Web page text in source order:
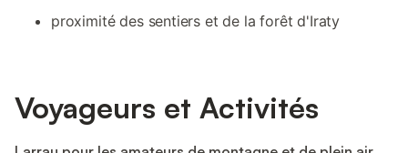
proximité des sentiers et de la forêt d'Iraty
Voyageurs et Activités